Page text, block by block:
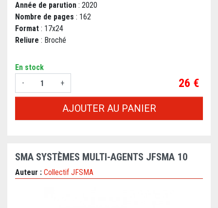
Année de parution : 2020
Nombre de pages : 162
Format : 17x24
Reliure : Broché
En stock
-
+ Prix
26 €
AJOUTER AU PANIER
SMA SYSTÈMES MULTI-AGENTS JFSMA 10
Auteur : Collectif JFSMA